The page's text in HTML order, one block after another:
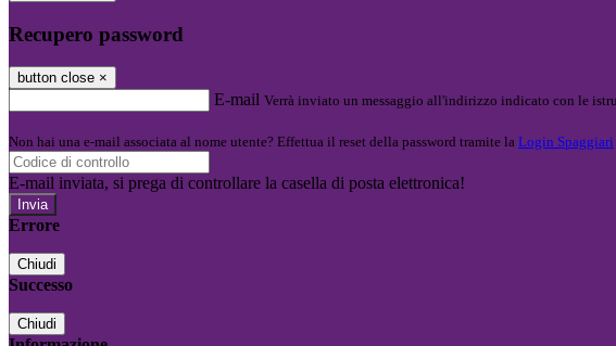
Recupero password
button close ×
E-mail Verrà inviato un messaggio all'indirizzo indicato con le
Non hai una e-mail associata al nome utente? Effettua il reset della password tramite la Login Spaggiari
E-mail inviata, si prega di controllare la casella di posta elettronica!
Errore
Chiudi
Successo
Chiudi